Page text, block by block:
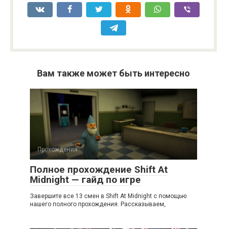
Вам также может быть интересно
Прохождения
Полное прохождение Shift At
Midnight — гайд по игре
Завершите все 13 смен в Shift At Midnight с помощью
нашего полного прохождения. Рассказываем,